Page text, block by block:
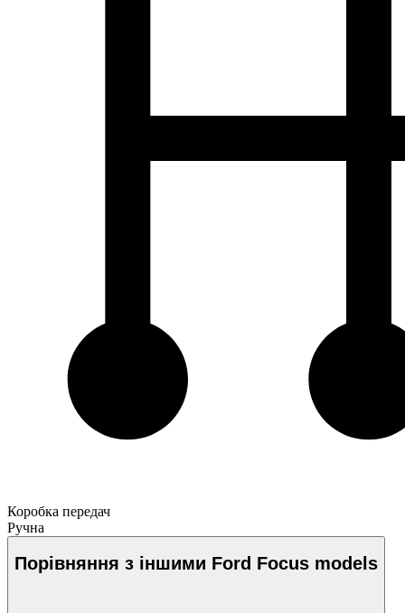
Коробка передач
Ручна
Порівняння з іншими Ford Focus models